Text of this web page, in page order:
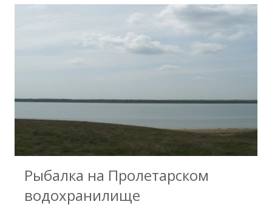
Рыбалка на Пролетарском
водохранилище